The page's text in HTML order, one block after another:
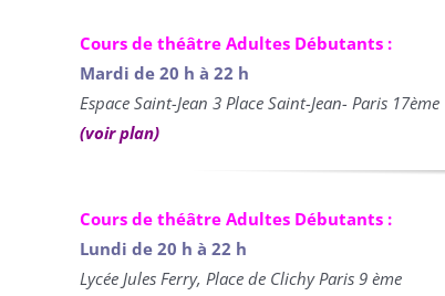
Cours de théâtre Adultes Débutants :
Mardi de 20 h à 22 h
Espace Saint-Jean 3 Place Saint-Jean- Paris 17ème
(voir plan)
Cours de théâtre Adultes Débutants :
Lundi de 20 h à 22 h
Lycée Jules Ferry, Place de Clichy Paris 9 ème